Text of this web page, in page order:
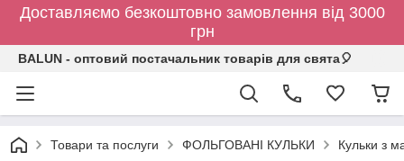
Доставляємо безкоштовно замовлення від 3000
грн
BALUN - оптовий постачальник товарів для свята🎈
Товари та послуги ФОЛЬГОВАНІ КУЛЬКИ Кульки з